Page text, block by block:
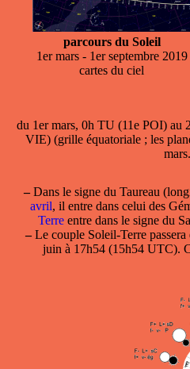
parcours du Soleil
1er mars - 1er septembre 2019
cartes du ciel
du 1er mars, 0h TU (11e POI) au
VIE) (grille équatoriale ; les
mars.
–Dans le signe du Taureau
avril, il entre dans celui des
Terre entre dans le signe du
–Le couple Soleil-Terre passera
juin à 17h54 (15h54 UTC).